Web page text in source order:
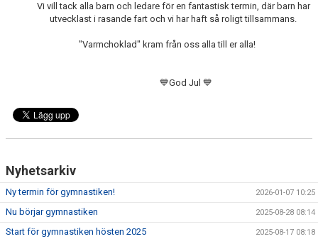
LÄNKARVi vill tack alla barn och ledare för en fantastisk termin, där barn har
utvecklast i rasande fart och vi har haft så roligt tillsammans.
"Varmchoklad" kram från oss alla till er alla!
💙God Jul 💙
Nyhetsarkiv
Ny termin för gymnastiken! 2026-01-07 10:25
Nu börjar gymnastiken 2025-08-28 08:14
Start för gymnastiken hösten 2025 2025-08-17 08:18